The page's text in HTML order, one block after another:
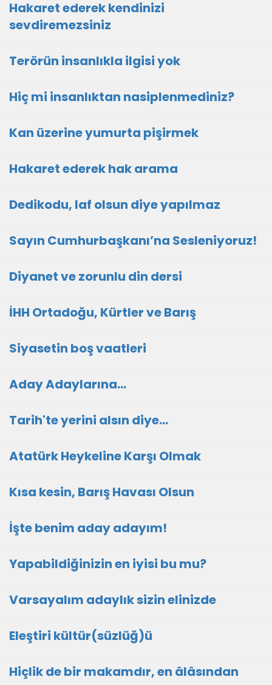
Hakaret ederek kendinizi
sevdiremezsiniz
Terörün insanlıkla ilgisi yok
Hiç mi insanlıktan nasiplenmediniz?
Kan üzerine yumurta pişirmek
Hakaret ederek hak arama
Dedikodu, laf olsun diye yapılmaz
Sayın Cumhurbaşkanı’na Sesleniyoruz!
Diyanet ve zorunlu din dersi
İHH Ortadoğu, Kürtler ve Barış
Siyasetin boş vaatleri
Aday Adaylarına…
Tarih'te yerini alsın diye...
Atatürk Heykeline Karşı Olmak
Kısa kesin, Barış Havası Olsun
İşte benim aday adayım!
Yapabildiğinizin en iyisi bu mu?
Varsayalım adaylık sizin elinizde
Eleştiri kültür(süzlüğ)ü
Hiçlik de bir makamdır, en âlâsından